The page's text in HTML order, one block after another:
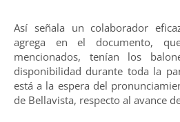
Así señala un colaborador
agrega en el documento,
mencionados, tenían los
disponibilidad durante toda la
está a la espera del
de Bellavista, respecto al avance